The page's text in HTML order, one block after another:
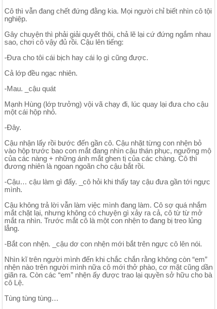
Cô thì vẫn đang chết đứng đằng kia. Mọi người chỉ biết nhìn cô tội
nghiệp.
Gây chuyện thì phải giải quyết thôi, chả lẽ lại cứ đứng ngắm nhau
sao, chơi cô vậy đủ rồi. Cậu lên tiếng:
-Đưa cho tôi cái bịch hay cái lọ gì cũng được.
Cả lớp đều ngạc nhiên.
-Mau. _cậu quát
Mạnh Hùng (lớp trưởng) vội vã chạy đi, lúc quay lại đưa cho cậu
một cái hộp nhỏ.
-Đây.
Cậu nhận lấy rồi bước đến gần cô. Cậu nhặt từng con nhện bỏ
vào hộp trước bao con mắt đang nhìn cậu thán phục, ngưỡng mộ
của các nàng + những ánh mắt ghen tị của các chàng. Cô thì
đương nhiên là ngoan ngoãn cho cậu bắt rồi.
-Cậu… cậu làm gì đấy. _cô hỏi khi thấy tay cậu đưa gần tới ngực
mình.
Cậu không trả lời vẫn làm việc mình đang làm. Cô sợ quá nhắm
mắt chặt lại, nhưng không có chuyện gì xảy ra cả, cô từ từ mở
mắt ra nhìn. Trước mắt cô là một con nhện to đang bị treo lủng
lẳng.
-Bắt con nhện. _cậu dơ con nhện mới bắt trên ngực cô lên nói.
Nhìn kĩ trên người mình đến khi chắc chắn rằng không còn “em”
nhện nào trên người mình nữa cô mới thở phào, cơ mặt cũng dần
giãn ra. Còn các “em” nhện ấy được trao lại quyền sở hữu cho bà
cô Lệ.
Tùng tùng tùng…